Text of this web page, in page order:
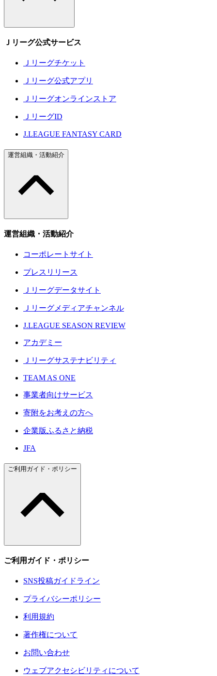
Ｊリーグ公式サービス
Ｊリーグチケット
Ｊリーグ公式アプリ
Ｊリーグオンラインストア
ＪリーグID
J.LEAGUE FANTASY CARD
運営組織・活動紹介
運営組織・活動紹介
コーポレートサイト
プレスリリース
Ｊリーグデータサイト
Ｊリーグメディアチャンネル
J.LEAGUE SEASON REVIEW
アカデミー
Ｊリーグサステナビリティ
TEAM AS ONE
事業者向けサービス
寄附をお考えの方へ
企業版ふるさと納税
JFA
ご利用ガイド・ポリシー
ご利用ガイド・ポリシー
SNS投稿ガイドライン
プライバシーポリシー
利用規約
著作権について
お問い合わせ
ウェブアクセシビリティについて